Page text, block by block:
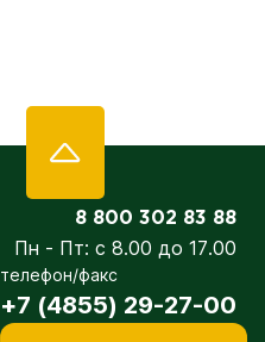
8 800 302 83 88
Пн - Пт: с 8.00 до 17.00
телефон/факс
+7 (4855) 29-27-00